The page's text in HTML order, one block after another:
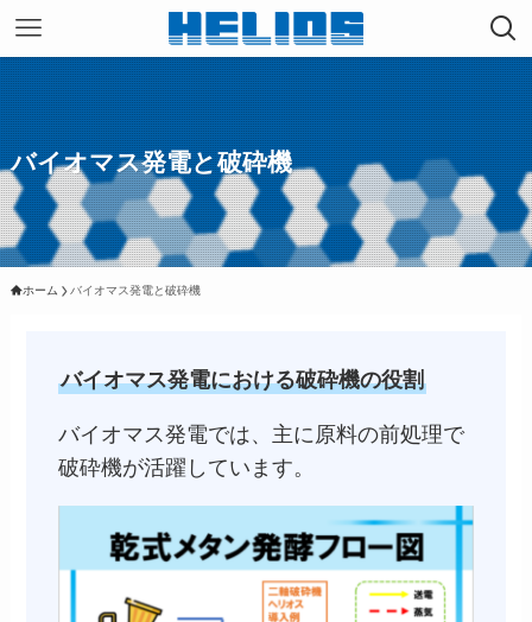
バイオマス発電と破砕機
ホーム バイオマス発電と破砕機
バイオマス発電における破砕機の役割
バイオマス発電では、主に原料の前処理で
破砕機が活躍しています。